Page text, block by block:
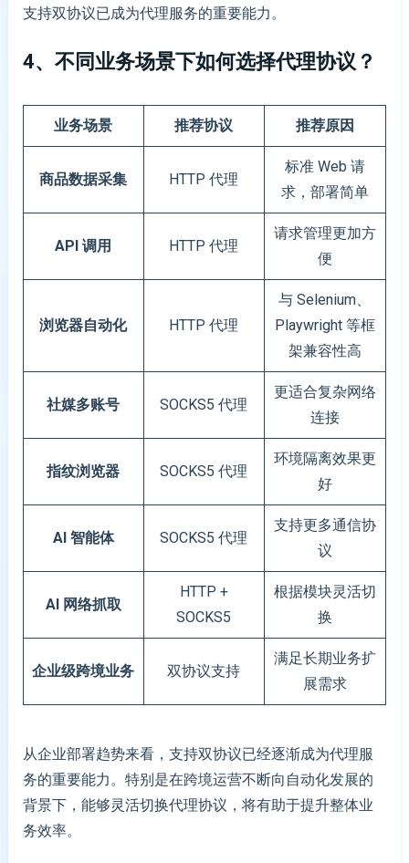
支持双协议已成为代理服务的重要能力。
4、不同业务场景下如何选择代理协议？
业务场景 推荐协议 推荐原因
商品数据采集 HTTP 代理
标准 Web 请
求，部署简单
API 调用 HTTP 代理
请求管理更加方
便
浏览器自动化 HTTP 代理
与 Selenium、
Playwright 等框
架兼容性高
社媒多账号 SOCKS5 代理
更适合复杂网络
连接
指纹浏览器 SOCKS5 代理
环境隔离效果更
好
AI 智能体 SOCKS5 代理
支持更多通信协
议
AI 网络抓取
HTTP +
SOCKS5
根据模块灵活切
换
企业级跨境业务 双协议支持
满足长期业务扩
展需求
从企业部署趋势来看，支持双协议已经逐渐成为代理服
务的重要能力。特别是在跨境运营不断向自动化发展的
背景下，能够灵活切换代理协议，将有助于提升整体业
务效率。